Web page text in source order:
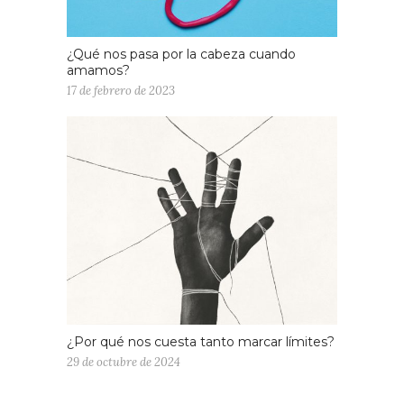
¿Qué nos pasa por la cabeza cuando
amamos?
17 de febrero de 2023
¿Por qué nos cuesta tanto marcar límites?
29 de octubre de 2024